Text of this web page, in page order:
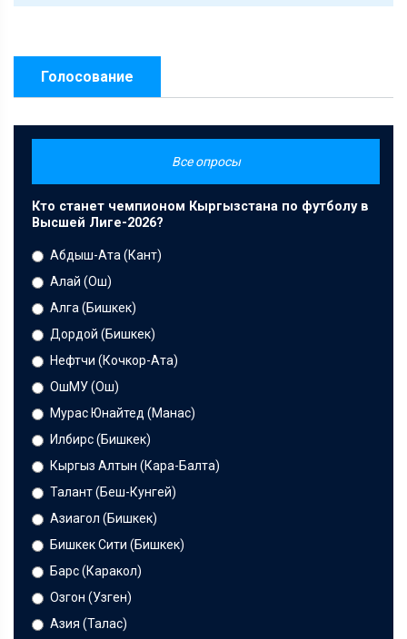
Голосование
Все опросы
Кто станет чемпионом Кыргызстана по футболу в
Высшей Лиге-2026?
Абдыш-Ата (Кант)
Алай (Ош)
Алга (Бишкек)
Дордой (Бишкек)
Нефтчи (Кочкор-Ата)
ОшМУ (Ош)
Мурас Юнайтед (Манас)
Илбирс (Бишкек)
Кыргыз Алтын (Кара-Балта)
Талант (Беш-Кунгей)
Азиагол (Бишкек)
Бишкек Сити (Бишкек)
Барс (Каракол)
Озгон (Узген)
Азия (Талас)